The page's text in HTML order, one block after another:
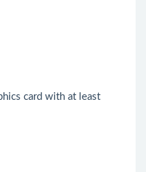
card with at least